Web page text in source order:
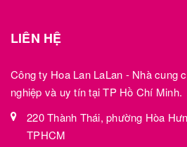
LIÊN HỆ
Công ty Hoa Lan LaLan - Nhà cung
nghiệp và uy tín tại TP Hồ Chí Minh.
220 Thành Thái, phường Hòa
TPHCM